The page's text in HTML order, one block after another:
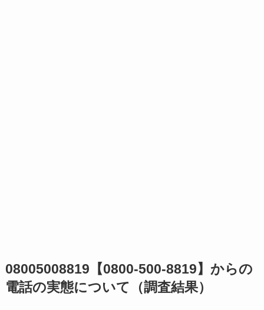
08005008819【0800-500-8819】からの
電話の実態について（調査結果）